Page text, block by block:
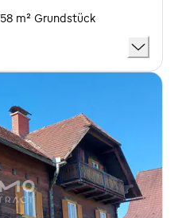
m² Grundstück